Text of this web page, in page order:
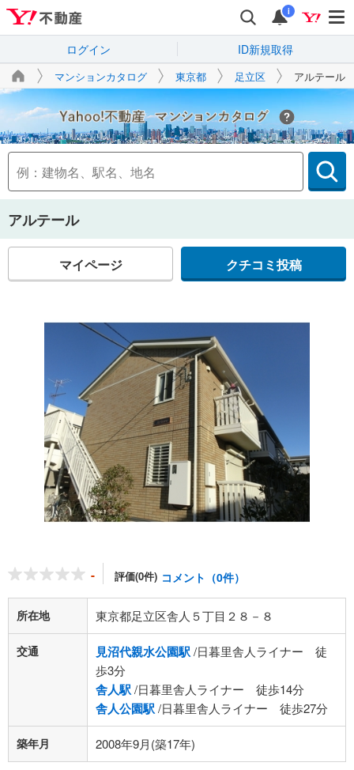
i
ログイン ID新規取得
マンションカタログ 東京都 足立区 アルテール
Yahoo!不動産
アルテール
マイページ クチコミ投稿
- 評価(0件) コメント（0件）
所在地 東京都足立区舎人５丁目２８－８
交通 見沼代親水公園駅/日暮里舎人ライナー 徒
歩3分
舎人駅/日暮里舎人ライナー 徒歩14分
舎人公園駅/日暮里舎人ライナー 徒歩27分
築年月 2008年9月(築17年)